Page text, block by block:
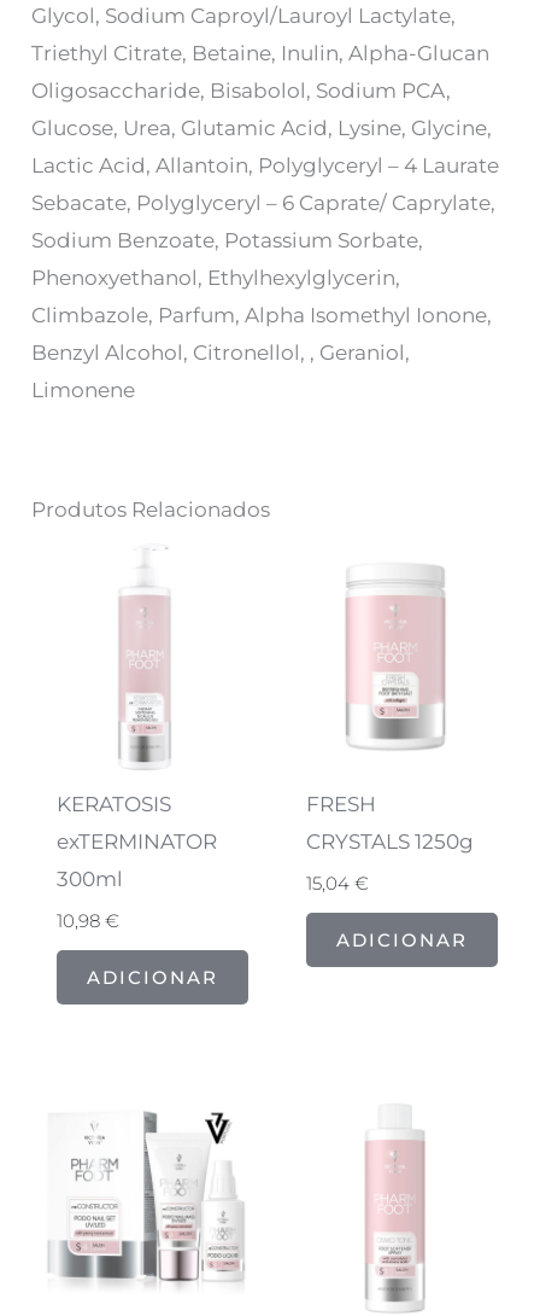
Glycol, Sodium Caproyl/Lauroyl Lactylate,
Triethyl Citrate, Betaine, Inulin, Alpha-Glucan
Oligosaccharide, Bisabolol, Sodium PCA,
Glucose, Urea, Glutamic Acid, Lysine, Glycine,
Lactic Acid, Allantoin, Polyglyceryl – 4 Laurate
Sebacate, Polyglyceryl – 6 Caprate/ Caprylate,
Sodium Benzoate, Potassium Sorbate,
Phenoxyethanol, Ethylhexylglycerin,
Climbazole, Parfum, Alpha Isomethyl Ionone,
Benzyl Alcohol, Citronellol, , Geraniol,
Limonene
Produtos Relacionados
KERATOSIS
exTERMINATOR
300ml
10,98 €
ADICIONAR
FRESH
CRYSTALS 1250g
15,04€
ADICIONAR